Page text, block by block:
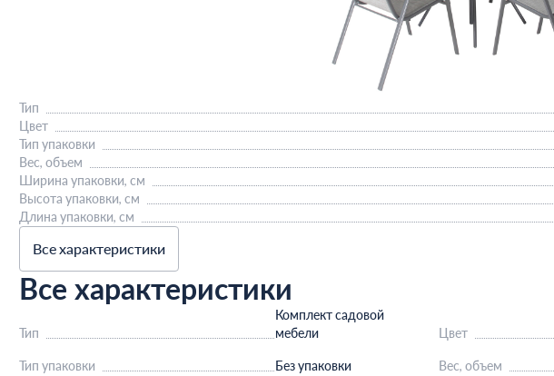
Тип
Цвет
Тип упаковки
Вес, объем
Ширина упаковки, см
Высота упаковки, см
Длина упаковки, см
Все характеристики
Все характеристики
Тип
Комплект садовой
мебели
Цвет
Тип упаковки Без упаковки Вес, объем